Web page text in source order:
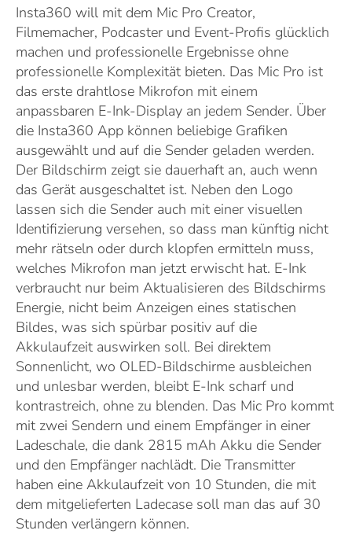
Insta360 will mit dem Mic Pro Creator,
Filmemacher, Podcaster und Event-Profis glücklich
machen und professionelle Ergebnisse ohne
professionelle Komplexität bieten. Das Mic Pro ist
das erste drahtlose Mikrofon mit einem
anpassbaren E-Ink-Display an jedem Sender. Über
die Insta360 App können beliebige Grafiken
ausgewählt und auf die Sender geladen werden.
Der Bildschirm zeigt sie dauerhaft an, auch wenn
das Gerät ausgeschaltet ist. Neben den Logo
lassen sich die Sender auch mit einer visuellen
Identifizierung versehen, so dass man künftig nicht
mehr rätseln oder durch klopfen ermitteln muss,
welches Mikrofon man jetzt erwischt hat. E-Ink
verbraucht nur beim Aktualisieren des Bildschirms
Energie, nicht beim Anzeigen eines statischen
Bildes, was sich spürbar positiv auf die
Akkulaufzeit auswirken soll. Bei direktem
Sonnenlicht, wo OLED-Bildschirme ausbleichen
und unlesbar werden, bleibt E-Ink scharf und
kontrastreich, ohne zu blenden. Das Mic Pro kommt
mit zwei Sendern und einem Empfänger in einer
Ladeschale, die dank 2815 mAh Akku die Sender
und den Empfänger nachlädt. Die Transmitter
haben eine Akkulaufzeit von 10 Stunden, die mit
dem mitgelieferten Ladecase soll man das auf 30
Stunden verlängern können.